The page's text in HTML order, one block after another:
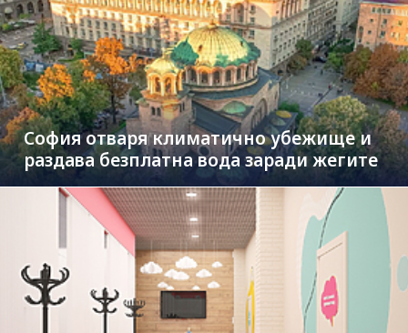
София отваря климатично убежище и
раздава безплатна вода заради жегите